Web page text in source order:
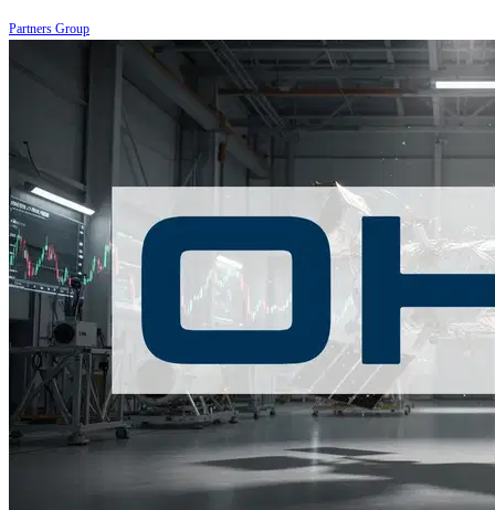
Partners Group